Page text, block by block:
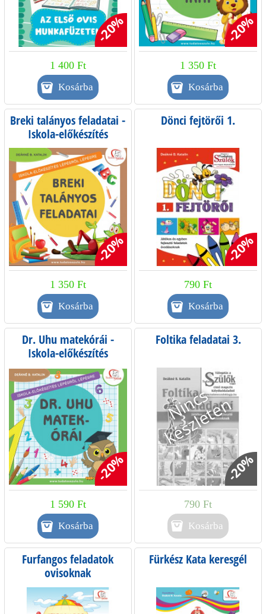
-20%
1 400 Ft
-20%
1 350 Ft
Breki talányos feladatai -
Iskola-előkészítés
lépésről lépésre
-20%
1 350 Ft
Dönci fejtörői 1.
-20%
790 Ft
Dr. Uhu matekórái -
Iskola-előkészítés
lépésről lépésre
-20%
1 590 Ft
Foltika feladatai 3.
-20%
790 Ft
Kosárba
Furfangos feladatok
ovisoknak
Fürkész Kata keresgél